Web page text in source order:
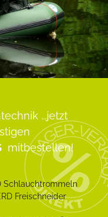
...jetzt
mitbestellen!